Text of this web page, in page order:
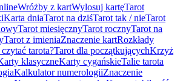
Wróżby z kartWylosuj kartęTarot
Karta dniaTarot na dziśTarot tak / nieTarot
Tarot miesięcznyTarot rocznyTarot na
Tarot z imieniaZnaczenie kartRozkłady
czytać tarota?Tarot dla początkującychKrzyż
klasyczneKarty cygańskieTalie tarota
Kalkulator numerologiiZnaczenie